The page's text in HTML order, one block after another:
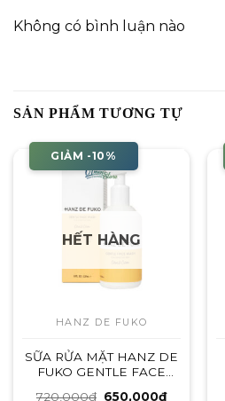
Không có bình luận nào
SẢN PHẨM TƯƠNG TỰ
GIẢM -10%
HẾT HÀNG
HANZ DE FUKO
SỮA RỬA MẶT HANZ DE
FUKO GENTLE FACE
720,000₫ Giá
650,000₫Giá